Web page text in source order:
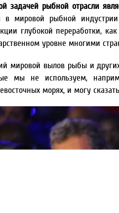
задачей рыбной отрасли
в мировой рыбной индустрии
глубокой переработки,
уровне многими
мировой вылов рыбы и
мы не используем,
морях, и могу